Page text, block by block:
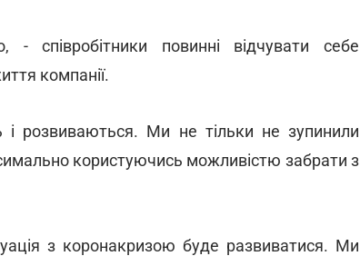
повинні відчувати себе
компанії.
і розвиваються. Ми не тільки не зупинили
користуючись можливістю забрати з
з коронакризою буде развиватися. Ми